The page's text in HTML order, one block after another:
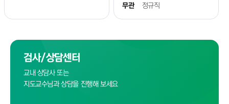
무관
정규직
검사/상담센터
교내 상담사 또는
지도교수님과 상담을 진행해 보세요